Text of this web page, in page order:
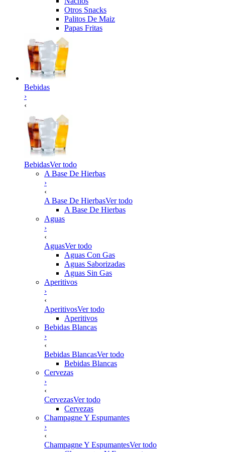
Otros Snacks
Palitos De Maiz
Papas Fritas
Bebidas
›
‹
BebidasVer todo
A Base De Hierbas
›
‹
A Base De HierbasVer todo
A Base De Hierbas
Aguas
›
‹
AguasVer todo
Aguas Con Gas
Aguas Saborizadas
Aguas Sin Gas
Aperitivos
›
‹
AperitivosVer todo
Aperitivos
Bebidas Blancas
›
‹
Bebidas BlancasVer todo
Bebidas Blancas
Cervezas
›
‹
CervezasVer todo
Cervezas
Champagne Y Espumantes
›
‹
Champagne Y EspumantesVer todo